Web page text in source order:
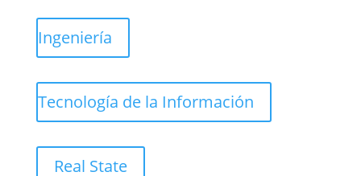
Ingeniería
Tecnología de la Información
Real State